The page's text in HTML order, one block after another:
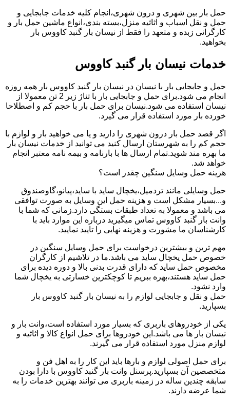
حمل بار بین شهری و درون شهری،انجام کلیه خدمات جابجایی و
حمل و نقل اسباب و اثاثیه منزل،بسته بندی،انواع ماشین حمل بار و
کارگرانی زبده و متعهد را فقط از نیسان بار گنبد کاووس بار
بخواهید.
خدمات نیسان بار گنبد کاووس
حمل و جابجایی بار با نیسان در نیسان بار گنبد کاووس بار همه روزه
انجام می شود.برای حمل و جابجایی بار با تناژ زیر 2 تن معمولا از
نیسان استفاده می شود.نیسان برای حمل بار با حجم کم و اصطلاحا
خورده بار مورد استفاده قرار می گیرد.
اگر قصد حمل بار درون شهری را دارید و یا می خواهید بار و لوازم با
حجم کم را به شهرستان ارسال کنید می توانید از خدمات نیسان بار
ما بهره مند شوید.تمام ارسال ها با بارنامه و بیمه نامه معتبر انجام
خواهد شد.
هزینه حمل وسایل سنگین چقدر است؟
حمل وسایلی مانند تردمیل،یخچال ساید با ساید،پیانو،گاوصندوق
و...بسیار مشکل است و هزینه حمل این وسایل به صورت توافقی
می باشد و معمولا به تعداد طبقات بستگی دارد.زمانی که شما با
وانت بار گنبد کاووس تماس میگیرید درباره این موارد باید با
کارشناسان ما مشورت و هزینه نهایی را تایید نمایید.
مهم ترین و بیشترین درخواست برای حمل وسایل سنگین در
خصوص حمل یخچال ساید می باشد.ما در تلاشیم از کارگران
مخصوص حمل ساید که دارای قدرت بدنی بالا و دوره دیده برای
حمل ساید هستند،بهره ببریم تا کوچکترین خسارتی به یخچال شما
وارد نشود.
حمل و نقل و جابجایی لوازم را به نیسان بار گنبد کاووس بار
بسپارید.
یکی از خودروهای باربری که بسیار مورد استفاده است،وانت بار و
نیسان بار ها می باشد.این خودروها برای حمل انواع کالا و اثاثیه و
لوازم منزل مورد استفاده قرار می گیرند.
برای حمل اصولی لوازم و بارها باید این کار را به اهل فن و
متخصصین آن بسپارید.پرسنل وانت بار گنبد کاووس با دارا بودن
سابقه چندین ساله در زمینه باربری می توانند بهترین خدمات را به
شما عرضه دارند.